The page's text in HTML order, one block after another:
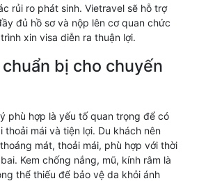
rủi ro phát sinh. Vietravel sẽ hỗ trợ
đủ hồ sơ và nộp lên cơ quan chức
xin visa diễn ra thuận lợi.
bị cho chuyến
phù hợp là yếu tố quan trọng để có
thoải mái và tiện lợi. Du khách nên
mát, thoải mái, phù hợp với thời
Kem chống nắng, mũ, kính râm là
thể thiếu để bảo vệ da khỏi ánh